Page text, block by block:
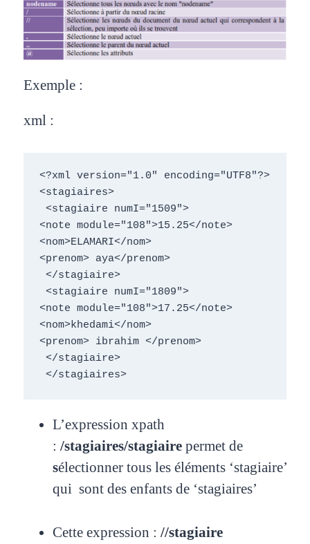
Exemple :
xml :
<?xml version="1.0" encoding="UTF8"?>
<stagiaires>
<note module="108">15.25</note>
<nom>ELAMARI</nom>
<prenom> aya</prenom>
<note module="108">17.25</note>
<nom>khedami</nom>
<prenom> ibrahim </prenom>
</stagiaires>
L’expression xpath
: /stagiaires/stagiaire permet de
sélectionner tous les éléments ‘stagiaire’
qui sont des enfants de ‘stagiaires’
Cette expression : //stagiaire